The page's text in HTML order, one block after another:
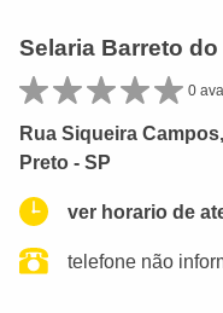
Selaria Barreto
0
Rua Siqueira
Preto - SP
ver horario de
telefone não